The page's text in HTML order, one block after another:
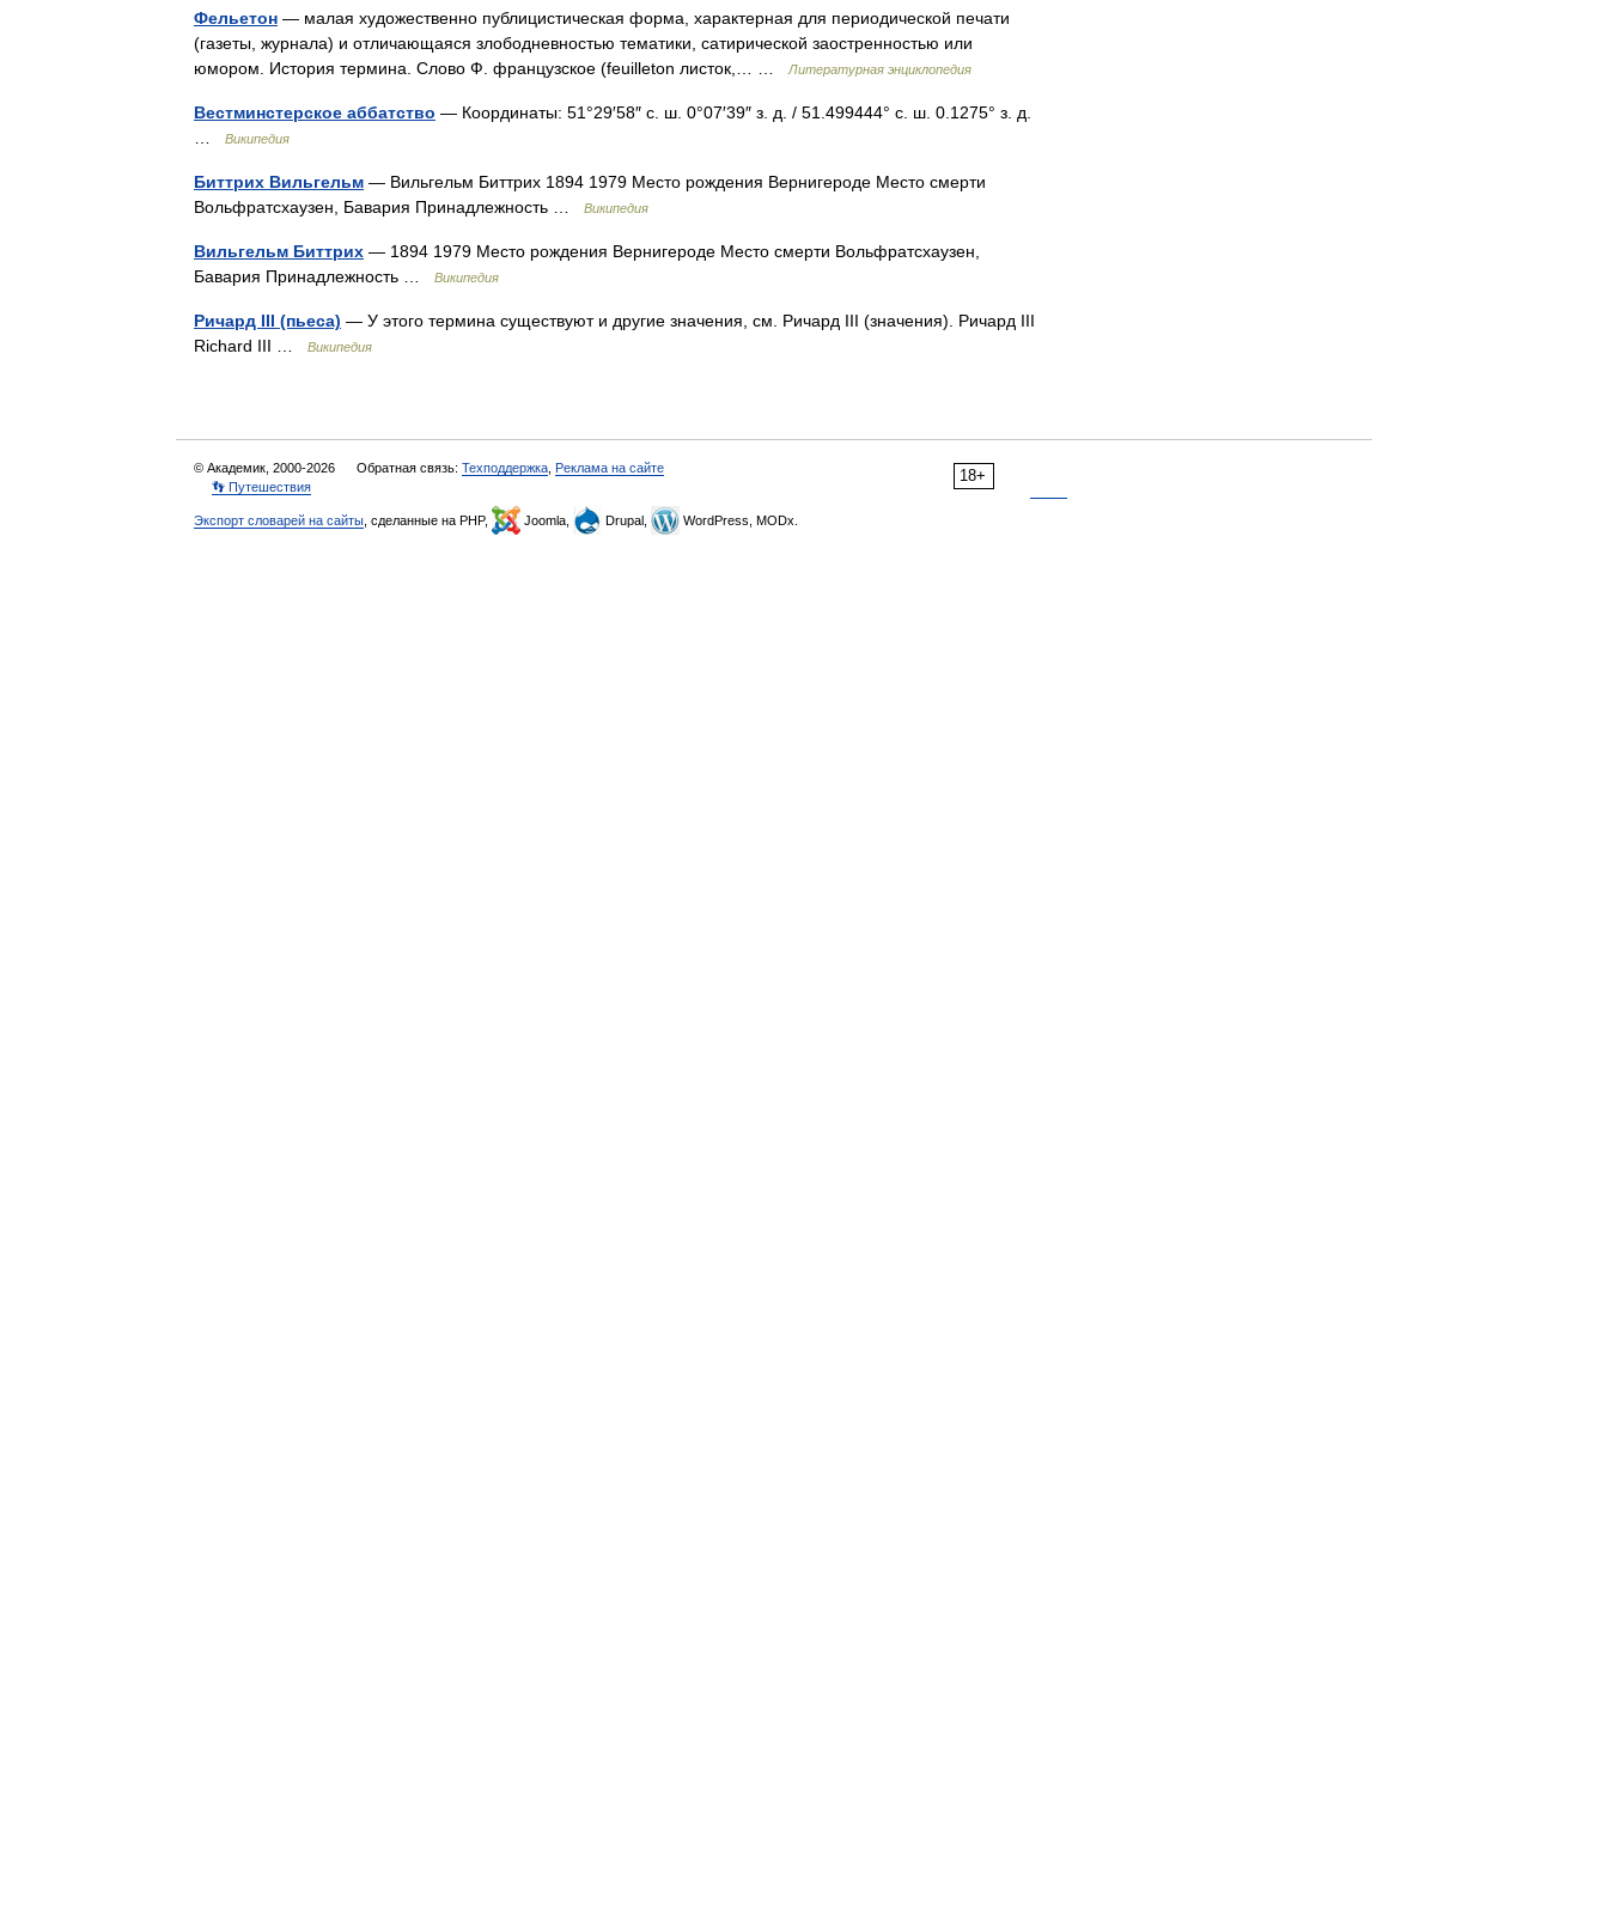
Фельетон — малая художественно публицистическая форма, характерная для периодической печати
(газеты, журнала) и отличающаяся злободневностью тематики, сатирической заостренностью или
юмором. История термина. Слово Ф. французское (feuilleton листок,… …
Литературная энциклопедия
Вестминстерское аббатство — Координаты: 51°29′58″ с. ш. 0°07′39″ з. д. / 51.499444° с. ш. 0.1275° з. д.
Википедия
Биттрих Вильгельм — Вильгельм Биттрих 1894 1979 Место рождения Вернигероде Место смерти
Вольфратсхаузен, Бавария Принадлежность …
Википедия
Вильгельм Биттрих — 1894 1979 Место рождения Вернигероде Место смерти Вольфратсхаузен,
Бавария Принадлежность …
Википедия
Ричард III (пьеса) — У этого термина существуют и другие значения, см. Ричард III (значения). Ричард III
Richard III …
Википедия
18+
© Академик, 2000-2026 Обратная связь: Техподдержка Реклама на сайте
👣 Путешествия
Экспорт словарей на сайты , сделанные на PHP, Joomla, Drupal, WordPress, MODx.